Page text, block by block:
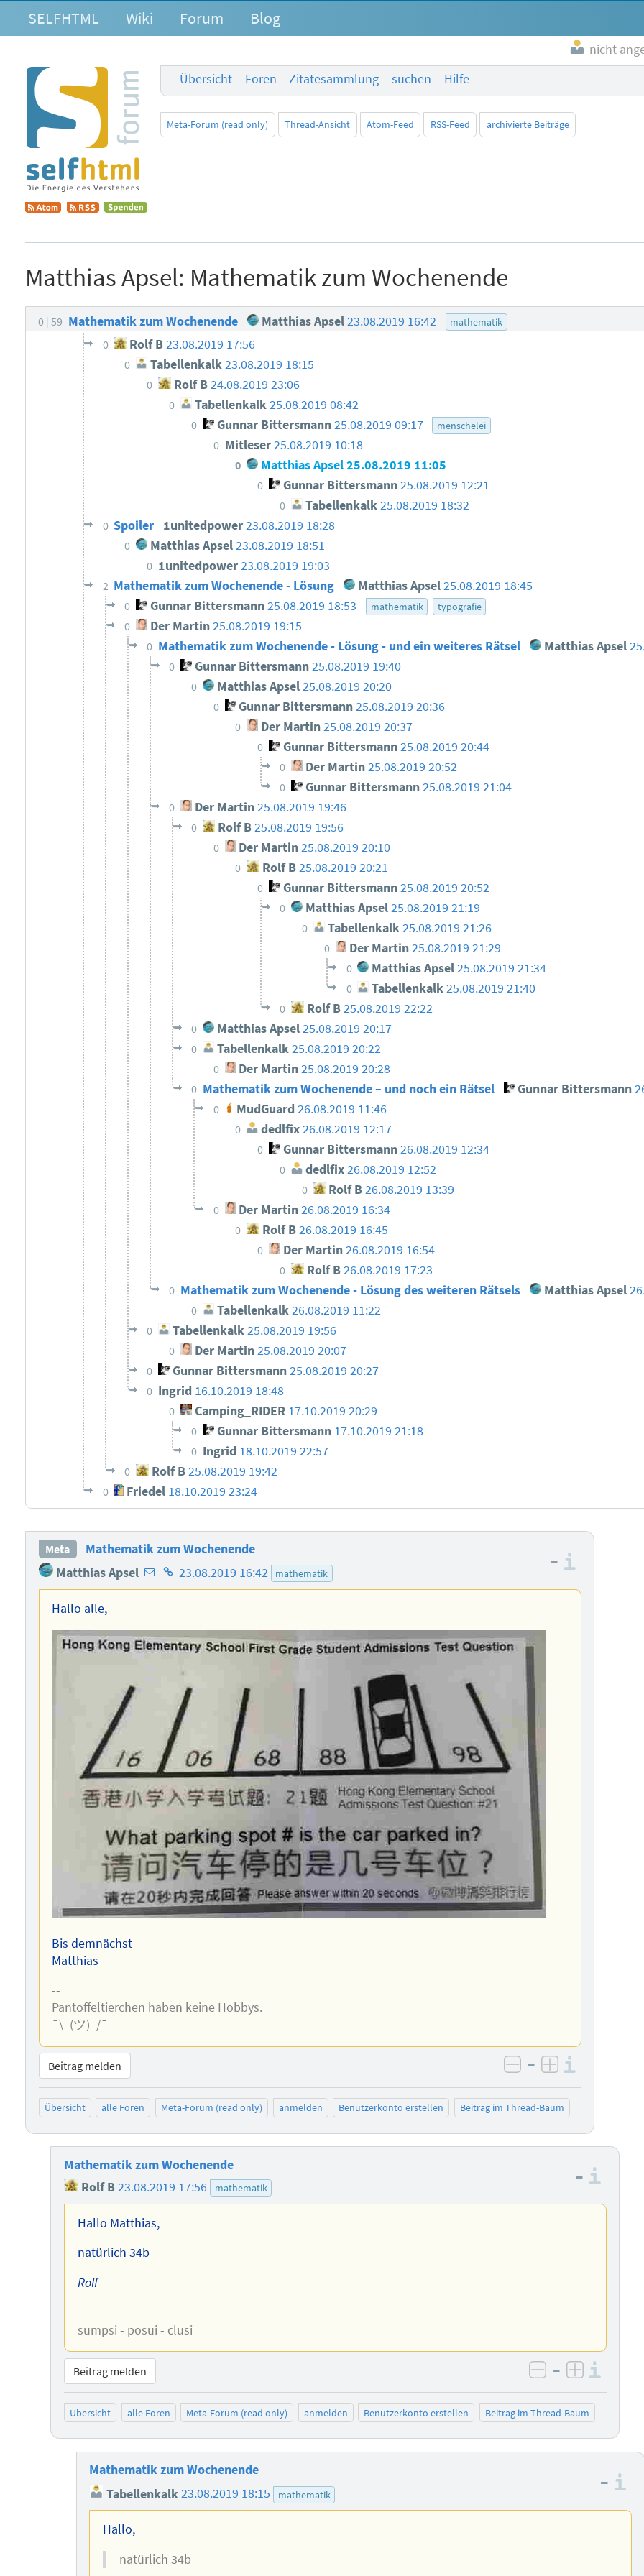
SELFHTML Wiki Forum Blog
nicht
Übersicht
Foren Zitatesammlung suchen Hilfe
Meta-Forum (read only) Thread-Ansicht Atom-Feed RSS-Feed archivierte Beiträge
Matthias Apsel: Mathematik zum Wochenende
0 59 Mathematik zum Wochenende Matthias Apsel23.08.2019 16:42 mathematik
0 Rolf B23.08.2019 17:56
0 Tabellenkalk23.08.2019 18:15
0 Rolf B24.08.2019 23:06
0 Tabellenkalk25.08.2019 08:42
0 Gunnar Bittersmann 25.08.2019 09:17 menschelei
0 Mitleser25.08.2019 10:18
0 Matthias Apsel25.08.2019 11:05
0 Gunnar Bittersmann25.08.2019 12:21
0 Tabellenkalk25.08.2019 18:32
0 Spoiler 1unitedpower23.08.2019 18:28
0 Matthias Apsel23.08.2019 18:51
0 1unitedpower23.08.2019 19:03
2 Mathematik zum Wochenende - Lösung Matthias Apsel25.08.2019 18:45
0 Gunnar Bittersmann25.08.2019 18:53 mathematik typografie
0 Der Martin25.08.2019 19:15
0 Mathematik zum Wochenende - Lösung - und ein weiteres Rätsel Matthias Apsel
0 Gunnar Bittersmann25.08.2019 19:40
0 Matthias Apsel 25.08.2019 20:20
0 Gunnar Bittersmann25.08.2019 20:36
0 Der Martin25.08.2019 20:37
0 Gunnar Bittersmann25.08.2019 20:44
0 Der Martin25.08.2019 20:52
0 Gunnar Bittersmann25.08.2019 21:04
0 Der Martin25.08.2019 19:46
0 Rolf B25.08.2019 19:56
0 Der Martin25.08.2019 20:10
0 Rolf B25.08.2019 20:21
0 Gunnar Bittersmann25.08.2019 20:52
0 Matthias Apsel25.08.2019 21:19
0 Tabellenkalk25.08.2019 21:26
0 Der Martin 25.08.2019 21:29
0 Matthias Apsel25.08.2019 21:34
0 Tabellenkalk25.08.2019 21:40
0 Rolf B 25.08.2019 22:22
0 Matthias Apsel 25.08.2019 20:17
0 Tabellenkalk 25.08.2019 20:22
0 Der Martin25.08.2019 20:28
0 Mathematik zum Wochenende – und noch ein Rätsel Gunnar Bittersmann
0 MudGuard 26.08.2019 11:46
0 dedlfix26.08.2019 12:17
0 Gunnar Bittersmann26.08.2019 12:34
0 dedlfix26.08.2019 12:52
0 Rolf B26.08.2019 13:39
0 Der Martin26.08.2019 16:34
0 Rolf B26.08.2019 16:45
0 Der Martin26.08.2019 16:54
0 Rolf B 26.08.2019 17:23
0 Mathematik zum Wochenende - Lösung des weiteren Rätsels Matthias Apsel
0 Tabellenkalk 26.08.2019 11:22
0 Tabellenkalk25.08.2019 19:56
0 Der Martin25.08.2019 20:07
0 Gunnar Bittersmann25.08.2019 20:27
0 Ingrid 16.10.2019 18:48
0 Camping_RIDER 17.10.2019 20:29
0 Gunnar Bittersmann 17.10.2019 21:18
0 Ingrid 18.10.2019 22:57
0 Rolf B25.08.2019 19:42
0 Friedel 18.10.2019 23:24
Meta
Mathematik zum Wochenende
Matthias Apsel E-
Mail-
des
Autors
Homepage
des
23.08.2019 16:42 mathematik
–
Hallo alle,
Bis demnächst
Matthias
--
Pantoffeltierchen haben keine Hobbys.
¯\_(ツ)_/¯
Beitrag melden negativ bewerten
– positiv
Übersicht alle Foren Meta-Forum (read only) anmelden Benutzerkonto erstellen Beitrag im Thread-Baum
Mathematik zum Wochenende
Rolf B23.08.2019 17:56 mathematik
–
Hallo Matthias,
natürlich 34b
Rolf
--
sumpsi - posui - clusi
Beitrag melden negativ
– positiv
Übersicht alle Foren Meta-Forum (read only) anmelden Benutzerkonto erstellen Beitrag im Thread-Baum
Mathematik zum Wochenende
Tabellenkalk23.08.2019 18:15 mathematik
–
Hallo,
natürlich 34b